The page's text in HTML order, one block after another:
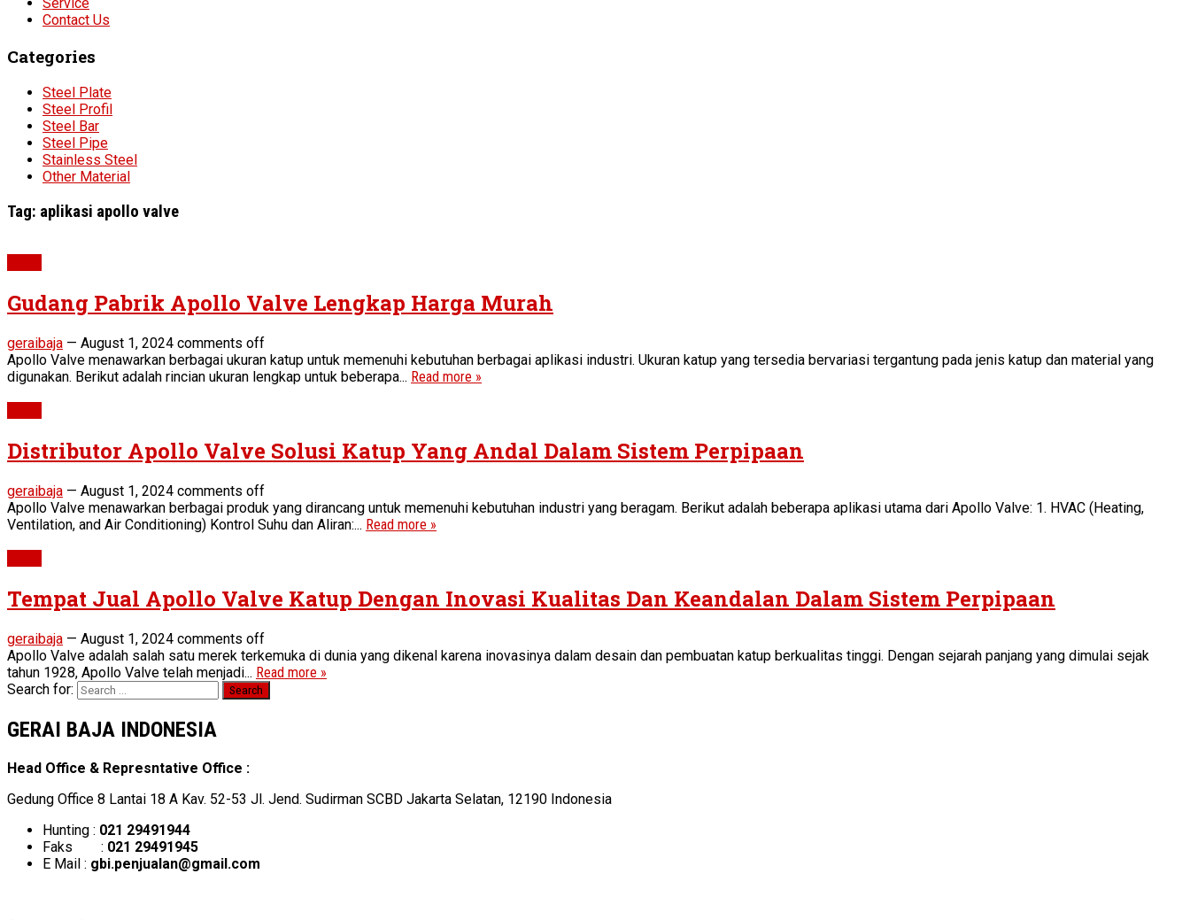
Service
Contact Us
Categories
Steel Plate
Steel Profil
Steel Bar
Steel Pipe
Stainless Steel
Other Material
Tag: aplikasi apollo valve
Gudang Pabrik Apollo Valve Lengkap Harga Murah
geraibaja — August 1, 2024 comments off
Apollo Valve menawarkan berbagai ukuran katup untuk memenuhi kebutuhan berbagai aplikasi industri. Ukuran katup yang tersedia bervariasi tergantung pada jenis katup dan material yang
digunakan. Berikut adalah rincian ukuran lengkap untuk beberapa... Read more »
Distributor Apollo Valve Solusi Katup Yang Andal Dalam Sistem Perpipaan
geraibaja — August 1, 2024 comments off
Apollo Valve menawarkan berbagai produk yang dirancang untuk memenuhi kebutuhan industri yang beragam. Berikut adalah beberapa aplikasi utama dari Apollo Valve: 1. HVAC (Heating,
Ventilation, and Air Conditioning) Kontrol Suhu dan Aliran:... Read more »
Tempat Jual Apollo Valve Katup Dengan Inovasi Kualitas Dan Keandalan Dalam Sistem Perpipaan
geraibaja — August 1, 2024 comments off
Apollo Valve adalah salah satu merek terkemuka di dunia yang dikenal karena inovasinya dalam desain dan pembuatan katup berkualitas tinggi. Dengan sejarah panjang yang dimulai sejak
tahun 1928, Apollo Valve telah menjadi... Read more »
Search for:
GERAI BAJA INDONESIA
Head Office & Represntative Office :
Gedung Office 8 Lantai 18 A Kav. 52-53 Jl. Jend. Sudirman SCBD Jakarta Selatan, 12190 Indonesia
Hunting : 021 29491944
Faks : 021 29491945
E Mail : gbi.penjualan@gmail.com